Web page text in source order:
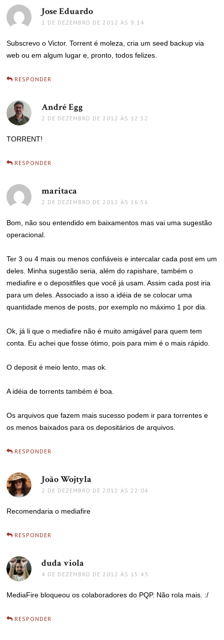
Jose Eduardo
1 DE DEZEMBRO DE 2012 ÀS 9:14
Subscrevo o Victor. Torrent é moleza, cria um seed backup via
web ou em algum lugar e, pronto, todos felizes.
RESPONDER
André Egg
2 DE DEZEMBRO DE 2012 ÀS 12:52
TORRENT!
RESPONDER
maritaca
2 DE DEZEMBRO DE 2012 ÀS 16:56
Bom, não sou entendido em baixamentos mas vai uma sugestão
operacional.
Ter 3 ou 4 mais ou menos confiáveis e intercalar cada post em um
deles. Minha sugestão seria, além do rapishare, também o
mediafire e o depositfiles que você já usam. Assim cada post iria
para um deles. Associado a isso a idéia de se colocar uma
quantidade menos de posts, por exemplo no máximo 1 por dia.
Ok, já li que o mediafire não é muito amigável para quem tem
conta. Eu achei que fosse ótimo, pois para mim é o mais rápido.
O deposit é meio lento, mas ok.
A idéia de torrents também é boa.
Os arquivos que fazem mais sucesso podem ir para torrentes e
os menos baixados para os depositários de arquivos.
RESPONDER
João Wojtyla
2 DE DEZEMBRO DE 2012 ÀS 22:04
Recomendaria o mediafire
RESPONDER
duda viola
4 DE DEZEMBRO DE 2012 ÀS 15:43
MediaFire bloqueou os colaboradores do PQP. Não rola mais. :/
RESPONDER